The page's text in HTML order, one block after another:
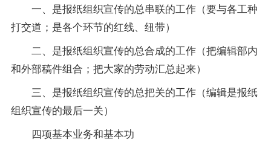
一、是报纸组织宣传的总串联的工作（要与各工种
打交道；是各个环节的红线、纽带）
二、是报纸组织宣传的总合成的工作（把编辑部内
和外部稿件组合；把大家的劳动汇总起来）
三、是报纸组织宣传的总把关的工作（编辑是报纸
组织宣传的最后一关）
四项基本业务和基本功